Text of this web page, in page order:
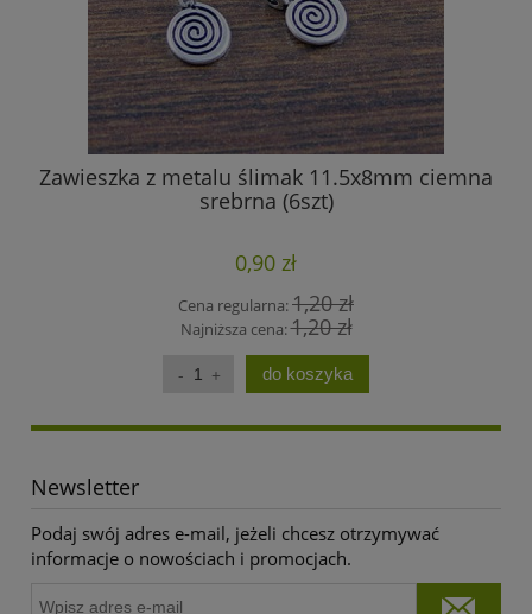
Zawieszka z metalu ślimak 11.5x8mm ciemna
srebrna (6szt)
0,90 zł
Cena regularna:1,20 zł
Najniższa cena:1,20 zł
do koszyka
Newsletter
Podaj swój adres e-mail, jeżeli chcesz otrzymywać
informacje o nowościach i promocjach.